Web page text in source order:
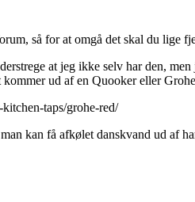
så for at omgå det skal du lige
at jeg ikke selv har den,
ud af en Quooker eller
taps/grohe-red/
kan få afkølet danskvand ud af